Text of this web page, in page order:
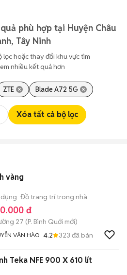
phù hợp tại Huyện Châu
Tây Ninh
lọc hoặc thay đổi khu vực tìm
nhiều kết quả hơn
ZTE Blade A72 5G
Xóa tất cả bộ lọc
vàng
Đồ trang trí trong nhà
đ
27 (P. Bình Quới mới)
VĂN HÀO 4.2 323 đã bán
Teka NFE 900 X 610 lít